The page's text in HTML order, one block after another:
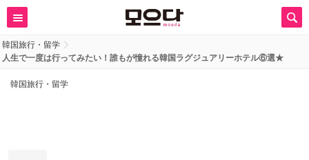
韓国旅行・留学
人生で一度は行ってみたい！誰もが憧れる韓国ラグジュアリーホテル⑥選★
韓国旅行・留学